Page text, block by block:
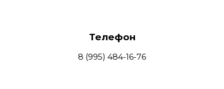
Телефон
8 (995) 484-16-76